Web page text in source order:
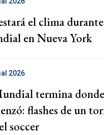
el clima
en Nueva York
2026
termina
flashes de un
soccer